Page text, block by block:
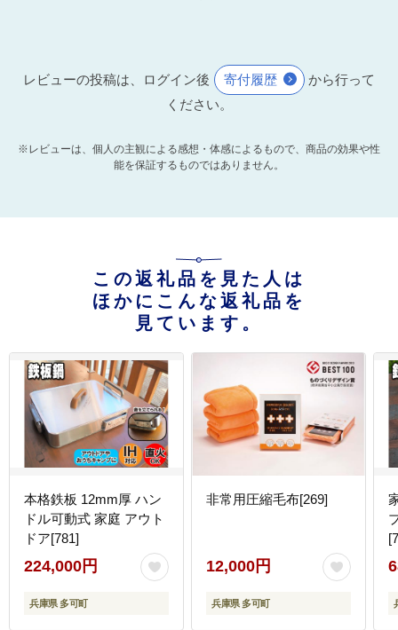
レビューの投稿は、ログイン後 寄付履歴
から行って
ください。
※レビューは、個人の主観による感想・体感によるもので、商品の効果や性
能を保証するものではありません。
この返礼品を見た人は
ほかにこんな返礼品を
見ています。
本格鉄板 12mm厚 ハン
ドル可動式 家庭 アウト
ドア[781]
224,000円
兵庫県 多可町
非常用圧縮毛布[269]
12,000円
兵庫県 多可町